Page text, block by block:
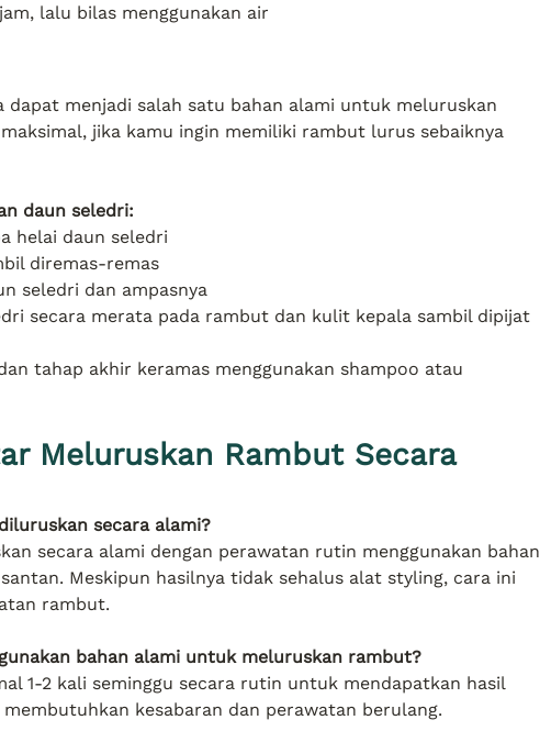
lalu bilas menggunakan air
dapat menjadi salah satu bahan alami untuk meluruskan
jika kamu ingin memiliki rambut lurus sebaiknya
daun seledri:
helai daun seledri
diremas-remas
seledri dan ampasnya
secara merata pada rambut dan kulit kepala sambil dipijat
tahap akhir keramas menggunakan shampoo atau
Meluruskan Rambut Secara
secara alami?
secara alami dengan perawatan rutin menggunakan bahan
Meskipun hasilnya tidak sehalus alat styling, cara ini
rambut.
bahan alami untuk meluruskan rambut?
1-2 kali seminggu secara rutin untuk mendapatkan hasil
kesabaran dan perawatan berulang.